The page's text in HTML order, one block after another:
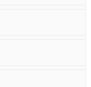
peut
idéal pour